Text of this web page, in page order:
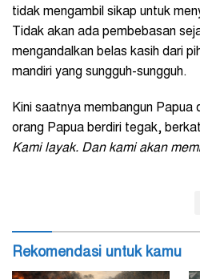
tidak mengambil sikap untuk
Tidak akan ada pembebasan
mengandalkan belas kasih dari
mandiri yang sungguh-sungguh.
Kini saatnya membangun Papua
orang Papua berdiri tegak,
Kami layak. Dan kami akan
Rekomendasi untuk kamu